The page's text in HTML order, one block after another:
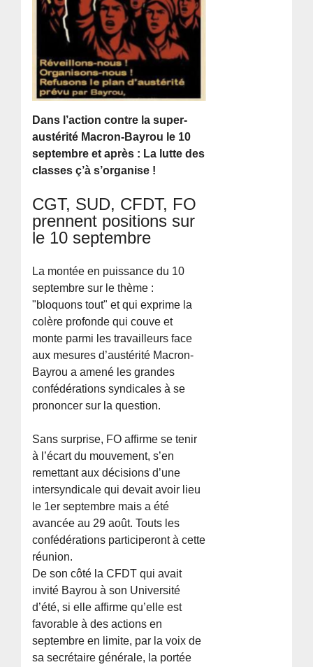
Dans l’action contre la super-
austérité Macron-Bayrou le 10
septembre et après : La lutte des
classes ç’à s’organise !
CGT, SUD, CFDT, FO
prennent positions sur
le 10 septembre
La montée en puissance du 10
septembre sur le thème :
"bloquons tout" et qui exprime la
colère profonde qui couve et
monte parmi les travailleurs face
aux mesures d’austérité Macron-
Bayrou a amené les grandes
confédérations syndicales à se
prononcer sur la question.
Sans surprise, FO affirme se tenir
à l’écart du mouvement, s’en
remettant aux décisions d’une
intersyndicale qui devait avoir lieu
le 1er septembre mais a été
avancée au 29 août. Touts les
confédérations participeront à cette
réunion.
De son côté la CFDT qui avait
invité Bayrou à son Université
d’été, si elle affirme qu’elle est
favorable à des actions en
septembre en limite, par la voix de
sa secrétaire générale, la portée